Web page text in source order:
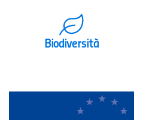
Biodiversità